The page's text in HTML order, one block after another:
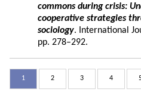
commons during crisis:
cooperative strategies
sociology. International
pp. 278–292.
1 2 3 4